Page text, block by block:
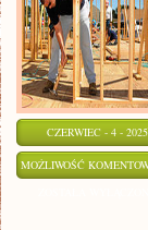
CZERWIEC - 4 - 2025
MOŻLIWOŚĆ